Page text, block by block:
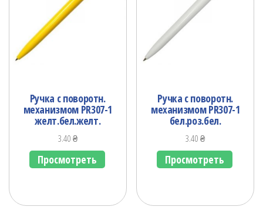
Ручка с поворотн.
механизмом PR307-1
желт.бел.желт.
3.40₴
Просмотреть
Ручка с поворотн.
механизмом PR307-1
бел.роз.бел.
3.40₴
Просмотреть